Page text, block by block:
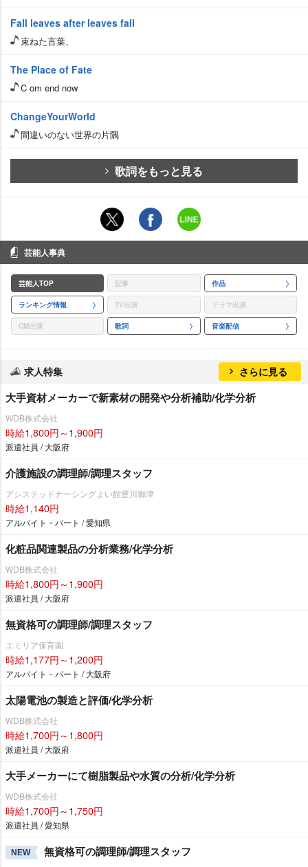
Fall leaves after leaves fall
束ねた言葉、
The Place of Fate
C om end now
ChangeYourWorld
間違いのない世界の片隅
歌詞をもっと見る
芸能人事典
芸能人TOP 記事 作品
ランキング情報 TV出演 ドラマ出演
CM出演 歌詞 音楽配信
求人特集 さらに見る
大手資材メーカーで新素材の開発や分析補助/化学分析
WDB株式会社
時給1,800円～1,900円
派遣社員 / 大阪府
介護施設の調理師/調理スタッフ
アシステッドナーシングよい館豊川御津
時給1,140円
アルバイト・パート / 愛知県
化粧品関連製品の分析業務/化学分析
WDB株式会社
時給1,800円～1,900円
派遣社員 / 大阪府
無資格可の調理師/調理スタッフ
エミリア保育園
時給1,177円～1,200円
アルバイト・パート / 大阪府
太陽電池の製造と評価/化学分析
WDB株式会社
時給1,700円～1,800円
派遣社員 / 大阪府
大手メーカーにて樹脂製品や水質の分析/化学分析
WDB株式会社
時給1,700円～1,750円
派遣社員 / 愛知県
NEW 無資格可の調理師/調理スタッフ